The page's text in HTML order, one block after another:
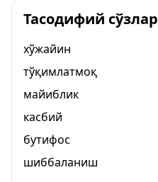
Тасодифий сўзлар
хўжайин
тўқимлатмоқ
майиблик
касбий
бутифос
шиббаланиш